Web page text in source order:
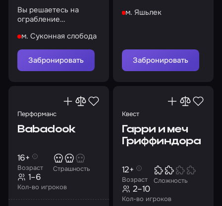
Вы решаетесь на
ограбление
которое принадлежит
известному гангстеру
м. Суконная слобода
Забронировать
м. Яшьлек
Забронировать
Перформанс
Babadook
Возраст
16+
Страшность
Кол-во игроков
1–6
Квест
Гарри и меч
Гриффиндора
Возраст
12+
Сложность
Кол-во игроков
2–10